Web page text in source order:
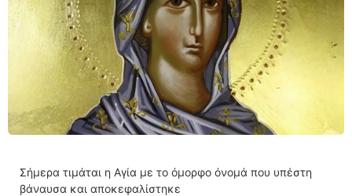
Σήμερα τιμάται η Αγία με το όμορφο όνομά που υπέστη
βάναυσα και αποκεφαλίστηκε